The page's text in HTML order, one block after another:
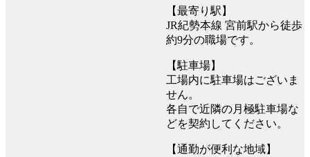
【最寄り駅】
JR紀勢本線 宮前駅から徒歩
約9分の職場です。
【駐車場】
工場内に駐車場はございま
せん。
各自で近隣の月極駐車場な
どを契約してください。
【通勤が便利な地域】